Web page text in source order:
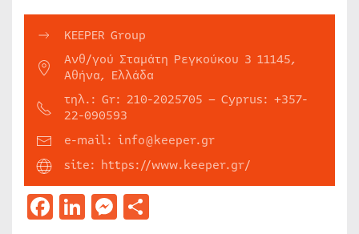
KEEPER Group
Ανθ/γού Σταμάτη Ρεγκούκου 3 11145,
Αθήνα, Ελλάδα
τηλ.: Gr: 210-2025705 – Cyprus: +357-
22-090593
e-mail: info@keeper.gr
site: https://www.keeper.gr/
Facebook
LinkedIn
Messenger